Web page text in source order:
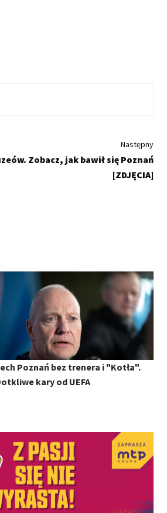
Następny
Zobacz, jak bawił się Poznań
[ZDJĘCIA]
Poznań bez trenera i "Kotła".
kary od UEFA